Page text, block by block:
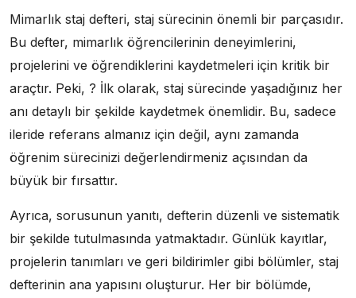
Mimarlık staj defteri, staj sürecinin önemli bir parçasıdır.
Bu defter, mimarlık öğrencilerinin deneyimlerini,
projelerini ve öğrendiklerini kaydetmeleri için kritik bir
araçtır. Peki, ? İlk olarak, staj sürecinde yaşadığınız her
anı detaylı bir şekilde kaydetmek önemlidir. Bu, sadece
ileride referans almanız için değil, aynı zamanda
öğrenim sürecinizi değerlendirmeniz açısından da
büyük bir fırsattır.
Ayrıca, sorusunun yanıtı, defterin düzenli ve sistematik
bir şekilde tutulmasında yatmaktadır. Günlük kayıtlar,
projelerin tanımları ve geri bildirimler gibi bölümler, staj
defterinin ana yapısını oluşturur. Her bir bölümde,